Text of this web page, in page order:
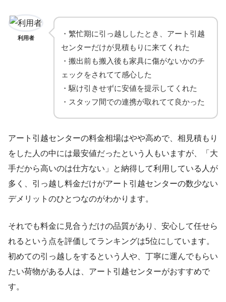
利用者
・繁忙期に引っ越ししたとき、アート引越
センターだけが見積もりに来てくれた
・搬出前も搬入後も家具に傷がないかのチ
ェックをされてて感心した
・駆け引きせずに安値を提示してくれた
・スタッフ間での連携が取れてて良かった
アート引越センターの料金相場はやや高めで、相見積もり
をした人の中には最安値だったという人もいますが、「大
手だから高いのは仕方ない」と納得して利用している人が
多く、引っ越し料金だけがアート引越センターの数少ない
デメリットのひとつなのがわかります。
それでも料金に見合うだけの品質があり、安心して任せら
れるという点を評価してランキングは5位にしています。
初めての引っ越しをするという人や、丁寧に運んでもらい
たい荷物がある人は、アート引越センターがおすすめで
す。